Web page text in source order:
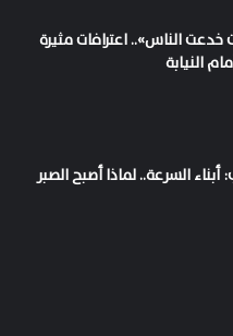
خدعت الناس».. اعترافات مثيرة
النيابة
السرعة.. لماذا أصبح الصبر